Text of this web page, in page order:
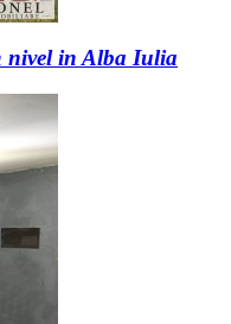
nivel in Alba Iulia